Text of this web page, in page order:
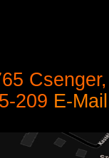
209 E-Mail